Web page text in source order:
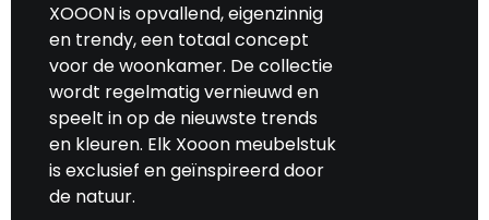
XOOON is opvallend, eigenzinnig
en trendy, een totaal concept
voor de woonkamer. De collectie
wordt regelmatig vernieuwd en
speelt in op de nieuwste trends
en kleuren. Elk Xooon meubelstuk
is exclusief en geïnspireerd door
de natuur.